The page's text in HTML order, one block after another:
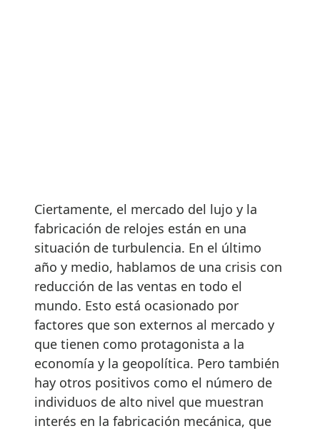
Ciertamente, el mercado del lujo y la
fabricación de relojes están en una
situación de turbulencia. En el último
año y medio, hablamos de una crisis con
reducción de las ventas en todo el
mundo. Esto está ocasionado por
factores que son externos al mercado y
que tienen como protagonista a la
economía y la geopolítica. Pero también
hay otros positivos como el número de
individuos de alto nivel que muestran
interés en la fabricación mecánica, que